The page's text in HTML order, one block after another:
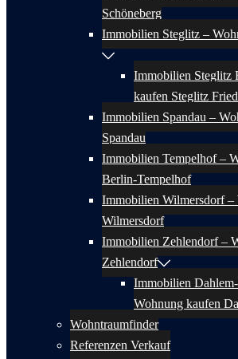
Schöneberg
Immobilien Steglitz –
Immobilien Steglitz
kaufen Steglitz
Immobilien Spandau –
Spandau
Immobilien Tempelhof –
Berlin-Tempelhof
Immobilien Wilmersdorf –
Wilmersdorf
Immobilien Zehlendorf –
Zehlendorf
Immobilien
Wohnung kaufen
Wohntraumfinder
Referenzen Verkauf